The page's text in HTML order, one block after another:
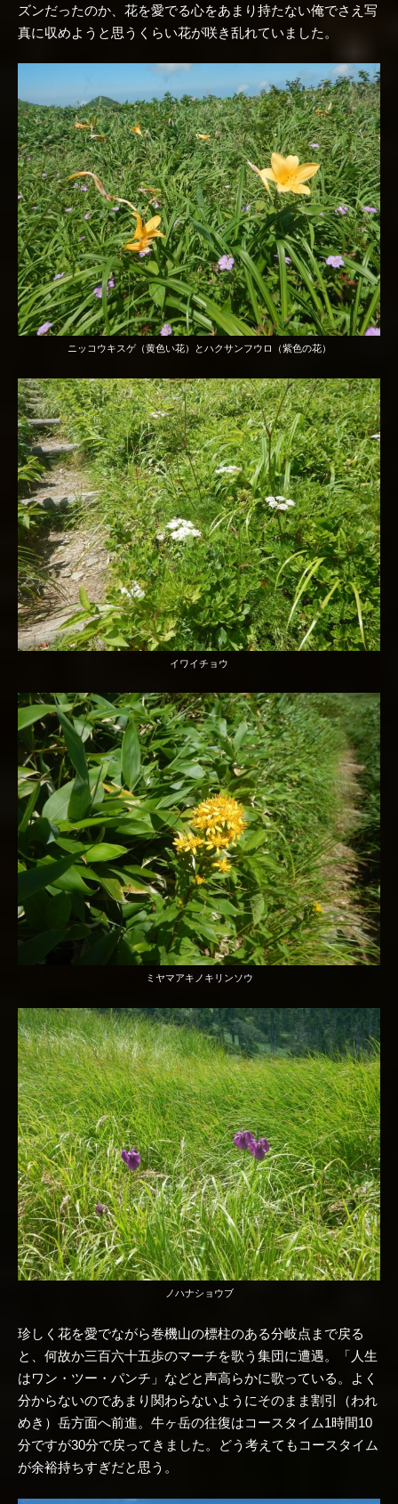
ズンだったのか、花を愛でる心をあまり持たない俺でさえ写
真に収めようと思うくらい花が咲き乱れていました。
ニッコウキスゲ（黄色い花）とハクサンフウロ（紫色の花）
イワイチョウ
ミヤマアキノキリンソウ
ノハナショウブ
珍しく花を愛でながら巻機山の標柱のある分岐点まで戻る
と、何故か三百六十五歩のマーチを歌う集団に遭遇。「人生
はワン・ツー・パンチ」などと声高らかに歌っている。よく
分からないのであまり関わらないようにそのまま割引（われ
めき）岳方面へ前進。牛ヶ岳の往復はコースタイム1時間10
分ですが30分で戻ってきました。どう考えてもコースタイム
が余裕持ちすぎだと思う。